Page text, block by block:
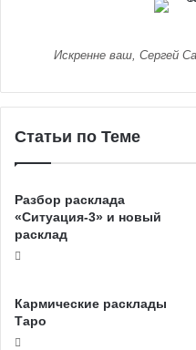
Искренне ваш, Сергей
Статьи по Теме
Разбор расклада
«Ситуация-3» и новый
расклад
Кармические расклады
Таро